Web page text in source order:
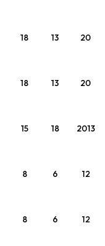
18 13 20
18 13 20
15 18 2013
8 6 12
8 6 12